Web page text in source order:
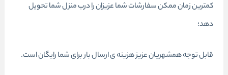
کمترین زمان ممکن سفارشات شما عزیزان را درب منزل شما تحویل
دهد؛
قابل توجه همشهریان عزیز هزینه ی ارسال بار برای شما رایگان است.